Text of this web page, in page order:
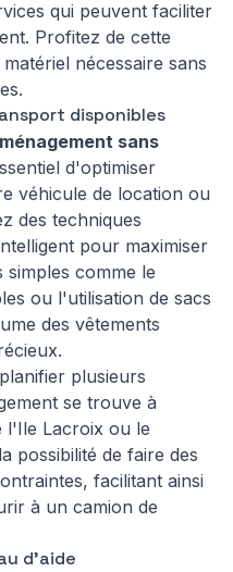
qui peuvent faciliter
Profitez de cette
nécessaire sans
disponibles
sans
d'optimiser
véhicule de location ou
des techniques
pour maximiser
simples comme le
ou l'utilisation de sacs
des vêtements
plusieurs
se trouve à
l'Ile Lacroix ou le
possibilité de faire des
facilitant ainsi
à un camion de
d'aide